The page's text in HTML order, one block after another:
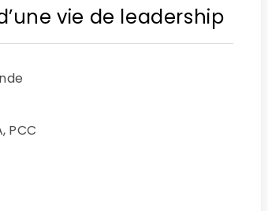
vie de leadership
PCC